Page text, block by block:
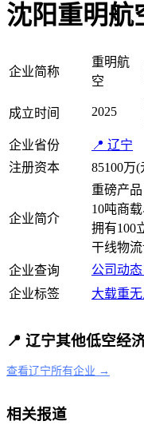
沈阳重明航
企业简称
重明航
空
成立时间 2025
企业省份
📍 辽宁
注册资本
85100万(
企业简介
重磅产
10吨商
拥有100
干线物
企业查询
公司动态
企业标签 大载重
📍 辽宁其他低空经
查看辽宁所有企业 →
相关报道